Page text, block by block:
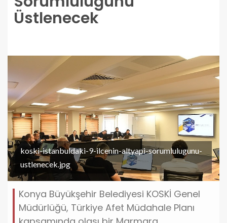
Üstlenecek
koski-istanbuldaki-9-ilcenin-altyapi-sorumlulugunu-
ustlenecek.jpg
Konya Büyükşehir Belediyesi KOSKİ Genel
Müdürlüğü, Türkiye Afet Müdahale Planı